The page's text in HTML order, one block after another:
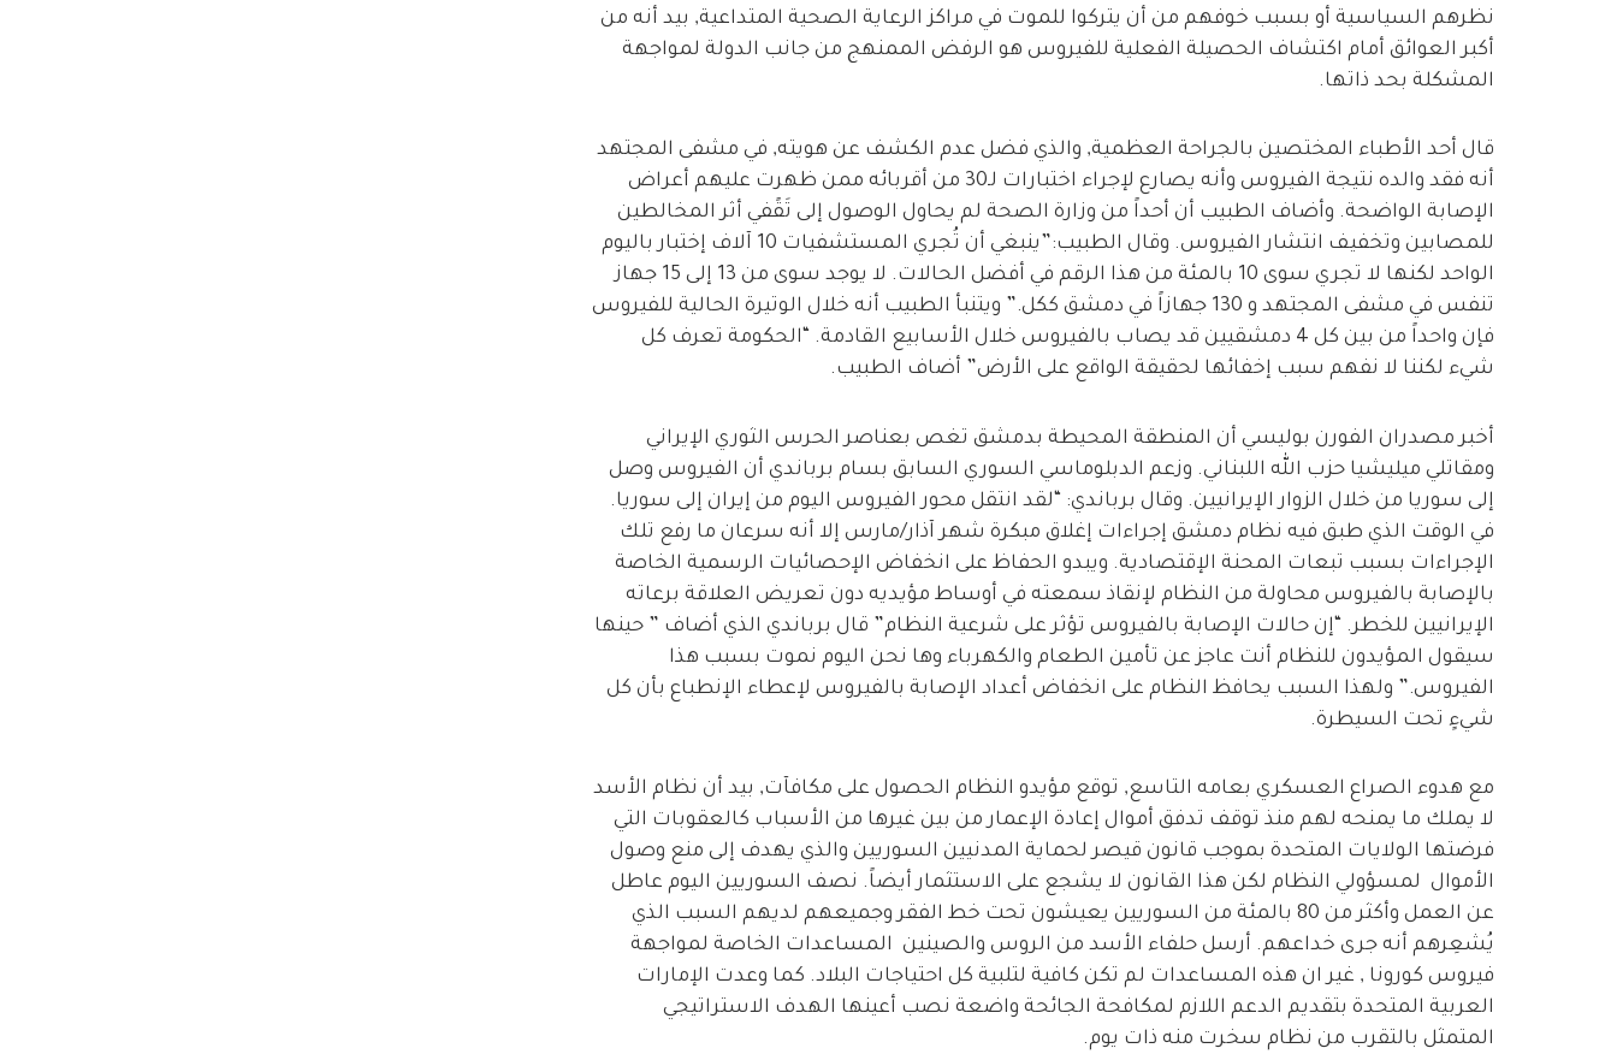
نظرهم السياسية أو بسبب خوفهم من أن يتركوا للموت في مراكز الرعاية الصحية المتداعية, بيد أنه من
أكبر العوائق أمام اكتشاف الحصيلة الفعلية للفيروس هو الرفض الممنهج من جانب الدولة لمواجهة
المشكلة بحد ذاتها.
قال أحد الأطباء المختصين بالجراحة العظمية, والذي فضل عدم الكشف عن هويته, في مشفى المجتهد
أنه فقد والده نتيجة الفيروس وأنه يصارع لإجراء اختبارات لـ30 من أقربائه ممن ظهرت عليهم أعراض
الإصابة الواضحة. وأضاف الطبيب أن أحداً من وزارة الصحة لم يحاول الوصول إلى تَقًفي أثر المخالطين
للمصابين وتخفيف انتشار الفيروس. وقال الطبيب:”ينبغي أن تُجري المستشفيات 10 آلاف إختبار باليوم
الواحد لكنها لا تجري سوى 10 بالمئة من هذا الرقم في أفضل الحالات. لا يوجد سوى من 13 إلى 15 جهاز
تنفس في مشفى المجتهد و 130 جهازاً في دمشق ككل.” ويتنبأ الطبيب أنه خلال الوتيرة الحالية للفيروس
فإن واحداً من بين كل 4 دمشقيين قد يصاب بالفيروس خلال الأسابيع القادمة. “الحكومة تعرف كل
شيء لكننا لا نفهم سبب إخفائها لحقيقة الواقع على الأرض” أضاف الطبيب.
أخبر مصدران الفورن بوليسي أن المنطقة المحيطة بدمشق تغص بعناصر الحرس الثوري الإيراني
ومقاتلي ميليشيا حزب الله اللبناني. وزعم الدبلوماسي السوري السابق بسام برباندي أن الفيروس وصل
إلى سوريا من خلال الزوار الإيرانيين. وقال برباندي: “لقد انتقل محور الفيروس اليوم من إيران إلى سوريا.
في الوقت الذي طبق فيه نظام دمشق إجراءات إغلاق مبكرة شهر آذار/مارس إلا أنه سرعان ما رفع تلك
الإجراءات بسبب تبعات المحنة الإقتصادية. ويبدو الحفاظ على انخفاض الإحصائيات الرسمية الخاصة
بالإصابة بالفيروس محاولة من النظام لإنقاذ سمعته في أوساط مؤيديه دون تعريض العلاقة برعاته
الإيرانيين للخطر. “إن حالات الإصابة بالفيروس تؤثر على شرعية النظام” قال برباندي الذي أضاف ” حينها
سيقول المؤيدون للنظام أنت عاجز عن تأمين الطعام والكهرباء وها نحن اليوم نموت بسبب هذا
الفيروس.” ولهذا السبب يحافظ النظام على انخفاض أعداد الإصابة بالفيروس لإعطاء الإنطباع بأن كل
شيءٍ تحت السيطرة.
مع هدوء الصراع العسكري بعامه التاسع, توقع مؤيدو النظام الحصول على مكافآت, بيد أن نظام الأسد
لا يملك ما يمنحه لهم منذ توقف تدفق أموال إعادة الإعمار من بين غيرها من الأسباب كالعقوبات التي
فرضتها الولايات المتحدة بموجب قانون قيصر لحماية المدنيين السوريين والذي يهدف إلى منع وصول
الأموال لمسؤولي النظام لكن هذا القانون لا يشجع على الاستثمار أيضاً. نصف السوريين اليوم عاطل
عن العمل وأكثر من 80 بالمئة من السوريين يعيشون تحت خط الفقر وجميعهم لديهم السبب الذي
يُشعِرهم أنه جرى خداعهم. أرسل حلفاء الأسد من الروس والصينين المساعدات الخاصة لمواجهة
فيروس كورونا , غير ان هذه المساعدات لم تكن كافية لتلبية كل احتياجات البلاد. كما وعدت الإمارات
العربية المتحدة بتقديم الدعم اللازم لمكافحة الجائحة واضعة نصب أعينها الهدف الاستراتيجي
المتمثل بالتقرب من نظام سخرت منه ذات يوم.